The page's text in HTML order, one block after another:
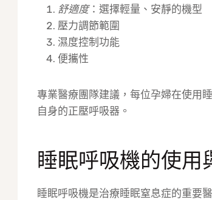
舒適度：選擇輕量、安靜的機型
壓力調節範圍
濕度控制功能
便攜性
專業醫療團隊建議，每位孕婦在使用
自身的正壓呼吸器。
睡眠呼吸機的使用
睡眠呼吸機是治療睡眠窒息症的重要